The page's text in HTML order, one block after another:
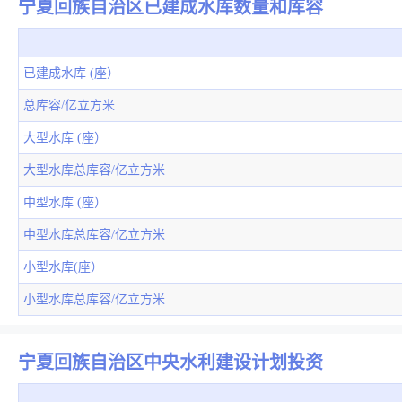
宁夏回族自治区已建成水库数量和库容
已建成水库 (座）
总库容/亿立方米
大型水库 (座）
大型水库总库容/亿立方米
中型水库 (座）
中型水库总库容/亿立方米
小型水库(座）
小型水库总库容/亿立方米
宁夏回族自治区中央水利建设计划投资